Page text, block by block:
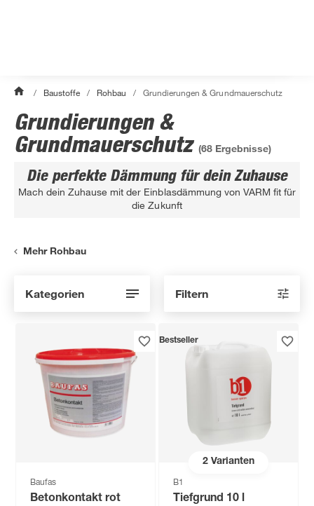
/ Baustoffe / Rohbau / Grundierungen & Grundmauerschutz
Grundierungen &
Grundmauerschutz (68 Ergebnisse)
Die perfekte Dämmung für dein Zuhause
Mach dein Zuhause mit der Einblasdämmung von VARM fit für
die Zukunft
Mehr Rohbau
Kategorien Filtern
Baufas
Betonkontakt rot
2Varianten
Bestseller
B1
Tiefgrund 10 l